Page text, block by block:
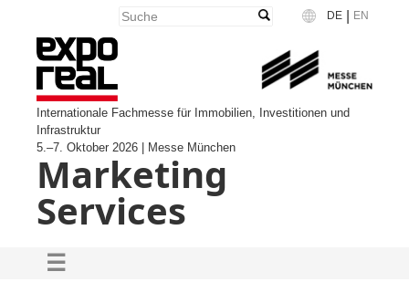
DE EN
Internationale Fachmesse für Immobilien, Investitionen und
Infrastruktur
5.–7. Oktober 2026 | Messe München
Marketing
Services